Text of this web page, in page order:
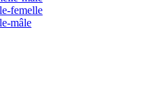
femelle
mâle